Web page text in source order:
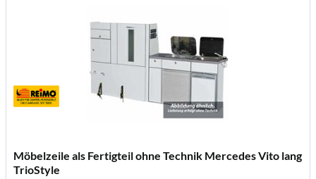
Möbelzeile als Fertigteil ohne Technik Mercedes Vito lang
TrioStyle